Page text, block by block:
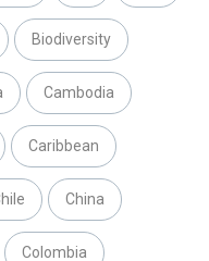
Biodiversity
Cambodia
Caribbean
China
Colombia